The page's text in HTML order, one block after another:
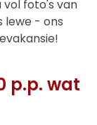
vol foto's van
lewe - ons
p.p. wat